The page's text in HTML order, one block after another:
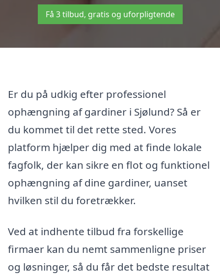
Få 3 tilbud, gratis og uforpligtende
Er du på udkig efter professionel
ophængning af gardiner i Sjølund? Så er
du kommet til det rette sted. Vores
platform hjælper dig med at finde lokale
fagfolk, der kan sikre en flot og funktionel
ophængning af dine gardiner, uanset
hvilken stil du foretrækker.
Ved at indhente tilbud fra forskellige
firmaer kan du nemt sammenligne priser
og løsninger, så du får det bedste resultat